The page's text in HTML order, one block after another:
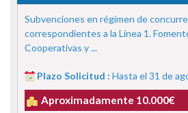
Subvenciones en régimen de
correspondientes a la Línea 1.
Cooperativas y ...
Plazo Solicitud : Hasta el 31 de
Aproximadamente 10.000€